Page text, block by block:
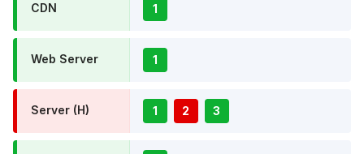
CDN 1
Web Server 1
Server (H) 1 2 3